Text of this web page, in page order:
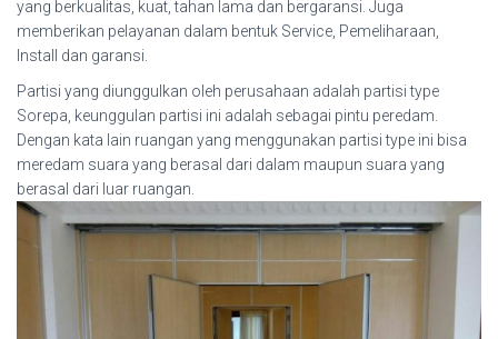
yang berkualitas, kuat, tahan lama dan bergaransi. Juga
memberikan pelayanan dalam bentuk Service, Pemeliharaan,
Install dan garansi.
Partisi yang diunggulkan oleh perusahaan adalah partisi type
Sorepa, keunggulan partisi ini adalah sebagai pintu peredam.
Dengan kata lain ruangan yang menggunakan partisi type ini bisa
meredam suara yang berasal dari dalam maupun suara yang
berasal dari luar ruangan.